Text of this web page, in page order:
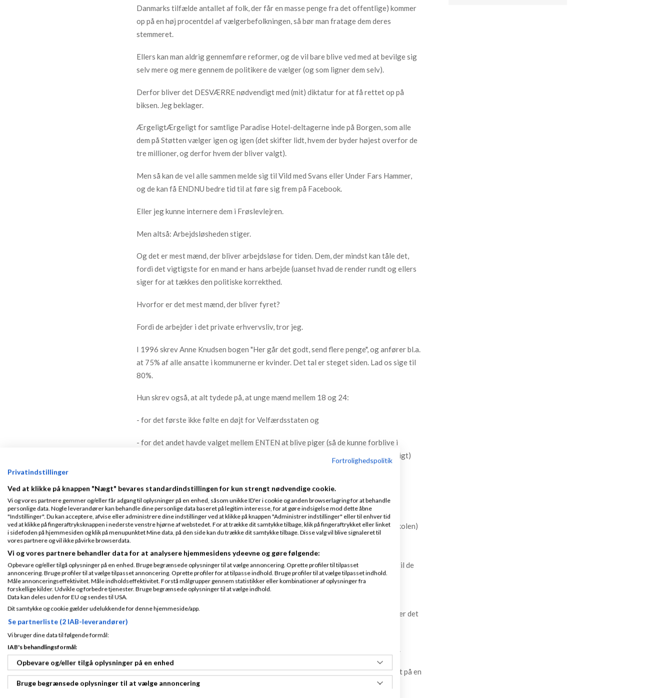
Danmarks tilfælde antallet af folk, der får en masse penge fra det offentlige) kommer
op på en høj procentdel af vælgerbefolkningen, så bør man fratage dem deres
stemmeret.
Ellers kan man aldrig gennemføre reformer, og de vil bare blive ved med at bevilge sig
selv mere og mere gennem de politikere de vælger (og som ligner dem selv).
Derfor bliver det DESVÆRRE nødvendigt med (mit) diktatur for at få rettet op på
biksen. Jeg beklager.
ÆrgeligtÆrgeligt for samtlige Paradise Hotel-deltagerne inde på Borgen, som alle
dem på Støtten vælger igen og igen (det skifter lidt, hvem der byder højest overfor de
tre millioner, og derfor hvem der bliver valgt).
Men så kan de vel alle sammen melde sig til Vild med Svans eller Under Fars Hammer,
og de kan få ENDNU bedre tid til at føre sig frem på Facebook.
Eller jeg kunne internere dem i Frøslevlejren.
Men altså: Arbejdsløsheden stiger.
Og det er mest mænd, der bliver arbejdsløse for tiden. Dem, der mindst kan tåle det,
fordi det vigtigste for en mand er hans arbejde (uanset hvad de render rundt og ellers
siger for at tækkes den politiske korrekthed.
Hvorfor er det mest mænd, der bliver fyret?
Fordi de arbejder i det private erhvervsliv, tror jeg.
I 1996 skrev Anne Knudsen bogen "Her går det godt, send flere penge", og anfører bl.a.
at 75% af alle ansatte i kommunerne er kvinder. Det tal er steget siden. Lad os sige til
80%.
Hun skrev også, at alt tydede på, at unge mænd mellem 18 og 24:
- for det første ikke følte en døjt for Velfærdsstaten og
- for det andet havde valget mellem ENTEN at blive piger (så de kunne forblive i
uddannelsessystemet, hvor alt det kvindelige er godt og alt det mandlige er dårligt)
Jeg tror Anne Knudsen har fat i noget.
Alle hårde, tekniske fag (som mange drenge kan lide) bliver udvandet på
uddannelsesstederne så flere piger gider at gå der (fordi det betyder penge til skolen)
og der laves gruppearbejder og klassens timer og sniksnak og generalistfag og
kommunikation og koordination og orientering og workshops og temauger og
fremlæggelser og hytteture og demokratitimer og musiske arrangementer... indtil de
fleste drenge enten har kastet op eller er begyndt at skære i sig selv med en sløv
brødkniv.
Jeg tror faktisk, at uddannelserne idag fyldes op med piger, fordi drengene vælger det
Og det er der naturligvis en løsning på, høhø: Tving drengene tilbage i systemet.
Idag registreres det, hvilke børn og unge mellem 12 og 25, der ikke er registreret på en
uddannelsesinstitution, og de får breve, SMS'er og hjemmebesøg...
Fortrolighedspolitik
Privatindstillinger
Ved at klikke på knappen "Nægt" bevares standardindstillingen for kun strengt nødvendige cookie.
Vi og vores partnere gemmer og/eller får adgang til oplysninger på en enhed, såsom unikke ID'er i cookie og anden browserlagring for at behandle
personlige data. Nogle leverandører kan behandle dine personlige data baseret på legitim interesse, for at gøre indsigelse mod dette åbne
"Indstillinger". Du kan acceptere, afvise eller administrere dine indstillinger ved at klikke på knappen "Administrer indstillinger" eller til enhver tid
ved at klikke på fingeraftryksknappen i nederste venstre hjørne af webstedet. For at trække dit samtykke tilbage, klik på fingeraftrykket eller linket
i sidefoden på hjemmesiden og klik på menupunktet Mine data, på den side kan du trække dit samtykke tilbage. Disse valg vil blive signaleret til
vores partnere og vil ikke påvirke browserdata.
Vi og vores partnere behandler data for at analysere hjemmesidens ydeevne og gøre følgende:
Opbevare og/eller tilgå oplysninger på en enhed. Bruge begrænsede oplysninger til at vælge annoncering. Oprette profiler til tilpasset
annoncering. Bruge profiler til at vælge tilpasset annoncering. Oprette profiler for at tilpasse indhold. Bruge profiler til at vælge tilpasset indhold.
Måle annonceringseffektivitet. Måle indholdseffektivitet. Forstå målgrupper gennem statistikker eller kombinationer af oplysninger fra
forskellige kilder. Udvikle og forbedre tjenester. Bruge begrænsede oplysninger til at vælge indhold.
Data kan deles uden for EU og sendes til USA.
Dit samtykke og cookie gælder udelukkende for denne hjemmeside/app.
Se partnerliste (2 IAB-leverandører)
Vi bruger dine data til følgende formål:
IAB's behandlingsformål:
Opbevare og/eller tilgå oplysninger på en enhed
Bruge begrænsede oplysninger til at vælge annoncering